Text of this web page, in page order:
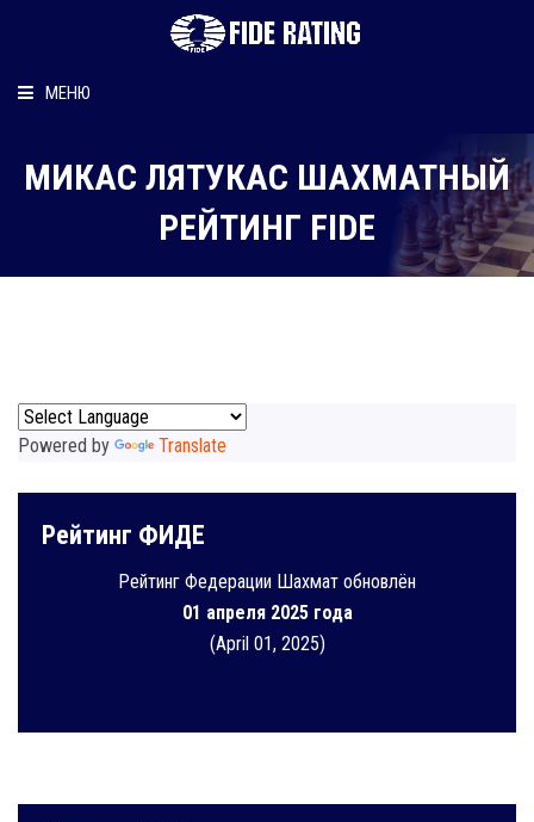
МЕНЮ
Рейтинг шахматиста
Персональный информер
МИКАС ЛЯТУКАС ШАХМАТНЫЙ
РЕЙТИНГ FIDE
Powered by Translate
Рейтинг ФИДЕ
Рейтинг Федерации Шахмат обновлён
01 апреля 2025 года
(April 01, 2025)